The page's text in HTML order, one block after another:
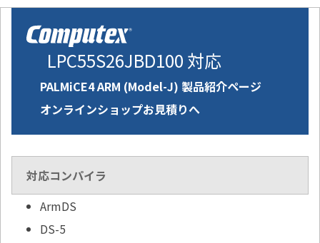
LPC55S26JBD100 対応
PALMiCE4 ARM (Model-J) 製品紹介ページ
オンラインショップお見積りへ
対応コンパイラ
ArmDS
DS-5